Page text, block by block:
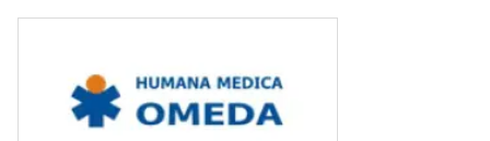
Choroby piersi (6)